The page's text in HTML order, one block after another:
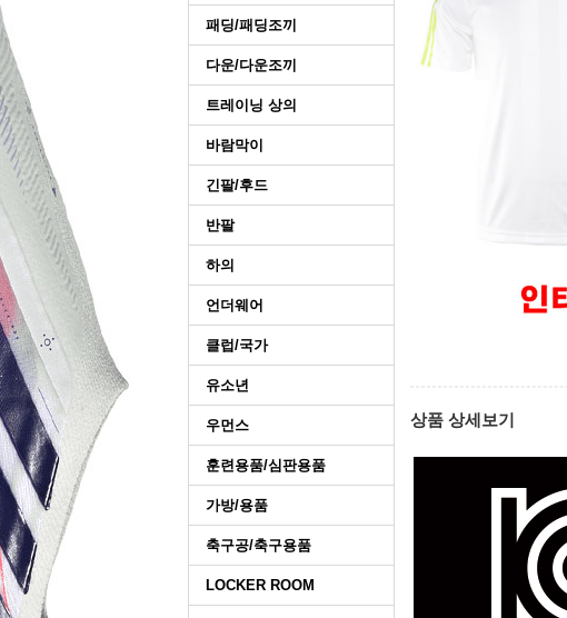
패딩/패딩조끼
다운/다운조끼
트레이닝 상의
바람막이
긴팔/후드
반팔
하의
언더웨어
클럽/국가
유소년
우먼스
훈련용품/심판용품
가방/용품
축구공/축구용품
LOCKER ROOM
상품 상세보기